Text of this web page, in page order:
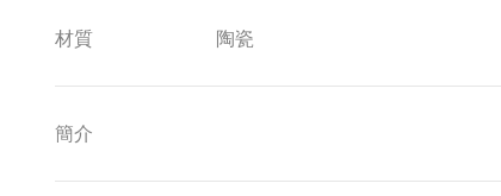
材質 陶瓷
簡介